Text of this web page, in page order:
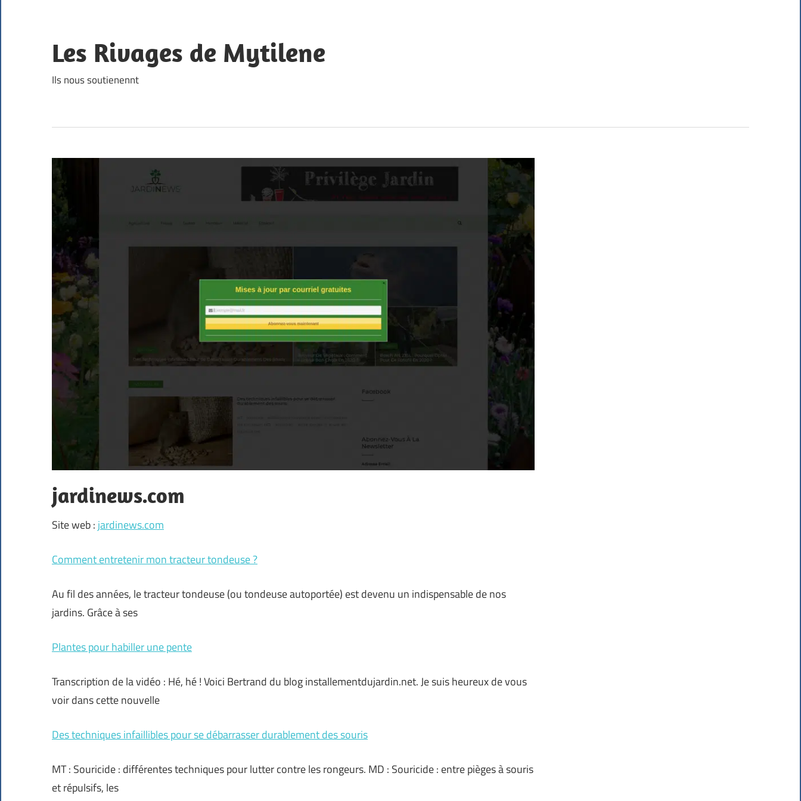
content
Les Rivages de Mytilene
Ils nous soutienennt
jardinews.com
Site web : jardinews.com
Comment entretenir mon tracteur tondeuse ?
Au fil des années, le tracteur tondeuse (ou tondeuse autoportée) est devenu un indispensable de nos
jardins. Grâce à ses
Plantes pour habiller une pente
Transcription de la vidéo : Hé, hé ! Voici Bertrand du blog installementdujardin.net. Je suis heureux de vous
voir dans cette nouvelle
Des techniques infaillibles pour se débarrasser durablement des souris
MT : Souricide : différentes techniques pour lutter contre les rongeurs. MD : Souricide : entre pièges à souris
et répulsifs, les